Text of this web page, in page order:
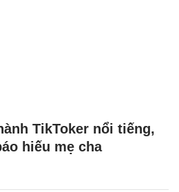
TikToker nổi tiếng,
hiếu mẹ cha